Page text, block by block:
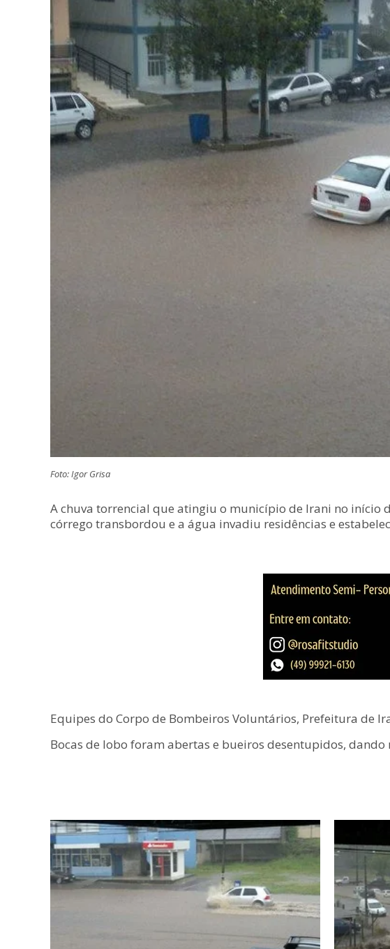
Foto: Igor Grisa
A chuva torrencial que atingiu o município de Irani no início
córrego transbordou e a água invadiu residências e
Equipes do Corpo de Bombeiros Voluntários, Prefeitura de
Bocas de lobo foram abertas e bueiros desentupidos,